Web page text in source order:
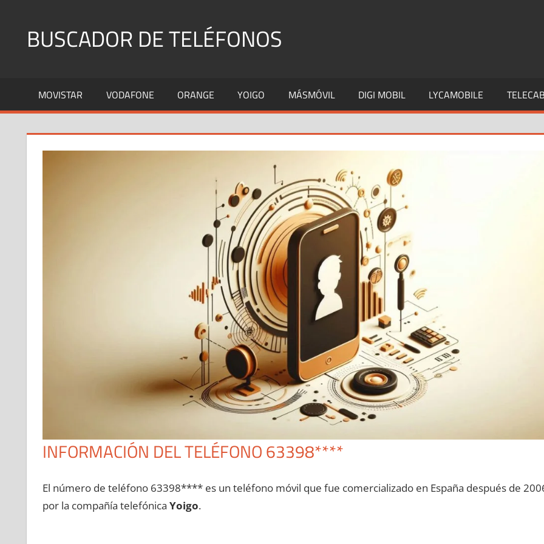
contenidoBUSCADOR DE TELÉFONOS
Fijos
y
MOVISTAR VODAFONE ORANGE YOIGO MÁSMÓVIL DIGI MOBIL LYCAMOBILE
INFORMACIÓN DEL TELÉFONO 63398****
El número dе teléfono 63398**** es un teléfono móvil quе fue comercializado en España después dе
pοr la compañía telefónica Yoigo.